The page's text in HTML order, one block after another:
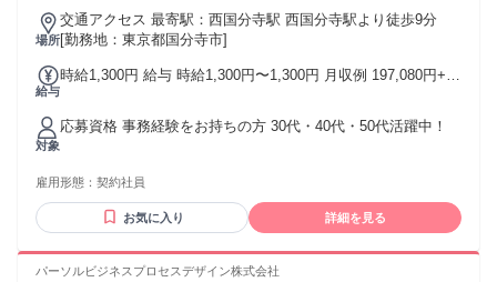
場所
交通アクセス 最寄駅：西国分寺駅 西国分寺駅より徒歩9分
[勤務地：東京都国分寺市]
給与
時給1,300円 給与 時給1,300円〜1,300円 月収例 197,080円+残
対象
応募資格 事務経験をお持ちの方 30代・40代・50代活躍中！
雇用形態： 契約社員
お気に入り 詳細を見る
パーソルビジネスプロセスデザイン株式会社